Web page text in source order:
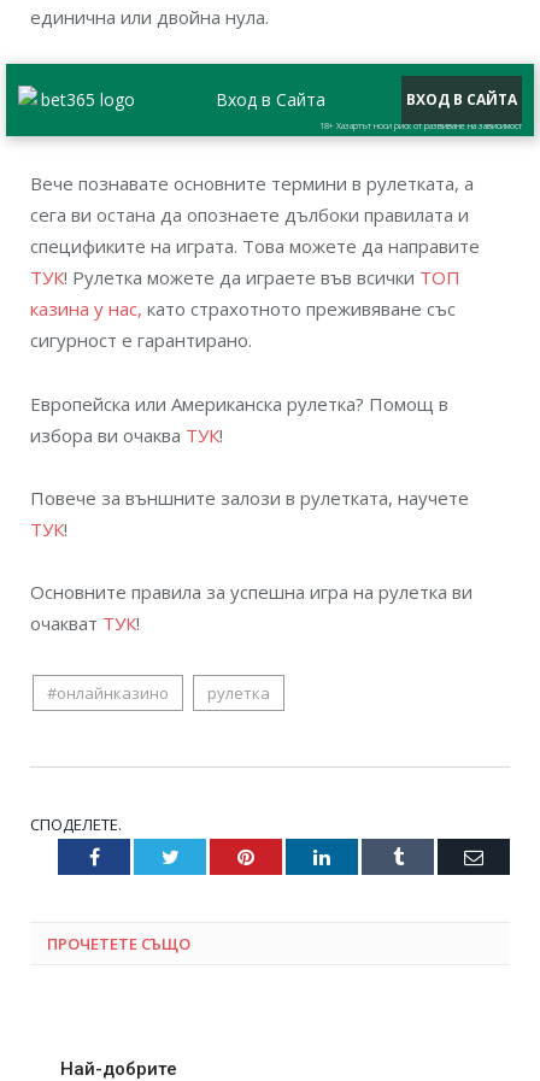
единична или двойна нула.
Вход в Сайта ВХОД В САЙТА
18+ Хазартът носи риск от развиване на зависимост
Вече познавате основните термини в рулетката, а
сега ви остана да опознаете дълбоки правилата и
спецификите на играта. Това можете да направите
ТУК! Рулетка можете да играете във всички ТОП
казина у нас, като страхотното преживяване със
сигурност е гарантирано.
Европейска или Американска рулетка? Помощ в
избора ви очаква ТУК!
Повече за външните залози в рулетката, научете
ТУК!
Основните правила за успешна игра на рулетка ви
очакват ТУК!
#онлайнказино рулетка
СПОДЕЛЕТЕ.
Facebook Twitter Pinterest LinkedIn Tumblr Email
ПРОЧЕТЕТЕ СЪЩО
Най-добрите